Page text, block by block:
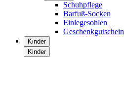
Schuhpflege
Barfuß-Socken
Einlegesohlen
Geschenkgutschein
Kinder
Kinder